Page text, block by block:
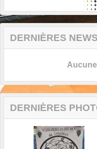
DERNIÈRES NEWS
DERNIÈRES